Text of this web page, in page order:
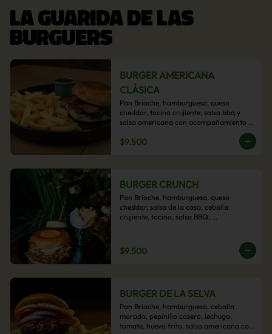
LA GUARIDA DE LAS
BURGUERS
BURGER AMERICANA
CLÁSICA
Pan Brioche, hamburguesa, queso
cheddar, tocino crujiente, salsa bbq y
salsa americana con acompañamiento
$9.500
BURGER CRUNCH
Pan Brioche, hamburguesa, queso
cheddar, salsa de la casa, cebolla
crujiente, tocino, salsa BBQ,
$9.500
BURGER DE LA SELVA
Pan Brioche, hamburguesa, cebolla
morada, pepinillo casero, lechuga,
tomate, huevo frito, salsa americana con